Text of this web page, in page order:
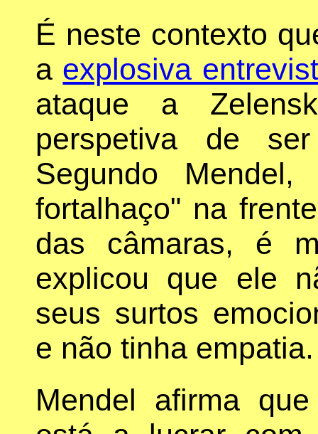
É neste contexto
a explosiva
ataque a
perspetiva de
Segundo
fortalhaço" na
das câmaras, é
explicou que ele
seus surtos
e não tinha empatia.
Mendel afirma